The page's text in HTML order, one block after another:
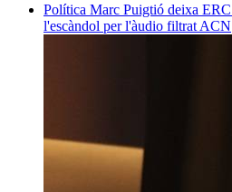
Política Marc Puigtió deixa ERC
l'escàndol per l'àudio filtrat ACN